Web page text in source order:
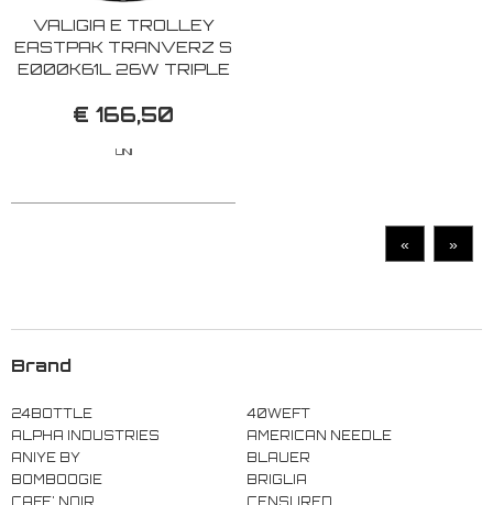
VALIGIA E TROLLEY
EASTPAK TRANVERZ S
E000K61L 26W TRIPLE
€ 166,50
UNI
« »
Brand
24BOTTLE
40WEFT
ALPHA INDUSTRIES
AMERICAN NEEDLE
ANIYE BY
BLAUER
BOMBOOGIE
BRIGLIA
CAFE' NOIR
CENSURED